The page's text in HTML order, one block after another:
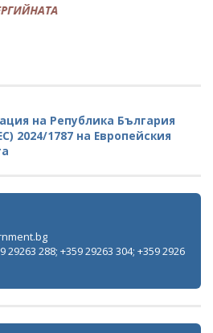
на Република България
2024/1787 на Европейския
29263 288; +359 29263 304; +359 2926